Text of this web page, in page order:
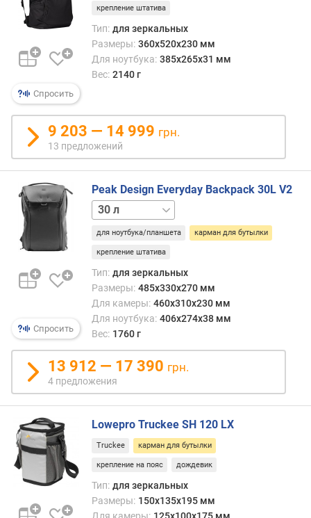
т
о
г
и
х
к
д
е
ш
е
м
п
о
з
ы
в
а
м
п
о
д
т
д
Спросить
крепление штатива
Тип: для зеркальных
Размеры: 360x520x230 мм
Для ноутбука: 385x265x31 мм
Вес: 2140 г
9 203 — 14 999 грн.
13 предложений
Спросить
Peak Design Everyday Backpack 30L V2
20 л
для ноутбука/планшета карман для бутылки
крепление штатива
Тип: для зеркальных
Размеры: 485x330x270 мм
Для камеры: 460x310x230 мм
Для ноутбука: 406x274x38 мм
Вес: 1760 г
13 912 — 17 390 грн.
4 предложения
Lowepro Truckee SH 120 LX
Truckee карман для бутылки
крепление на пояс дождевик
Тип: для зеркальных
Размеры: 150x135x195 мм